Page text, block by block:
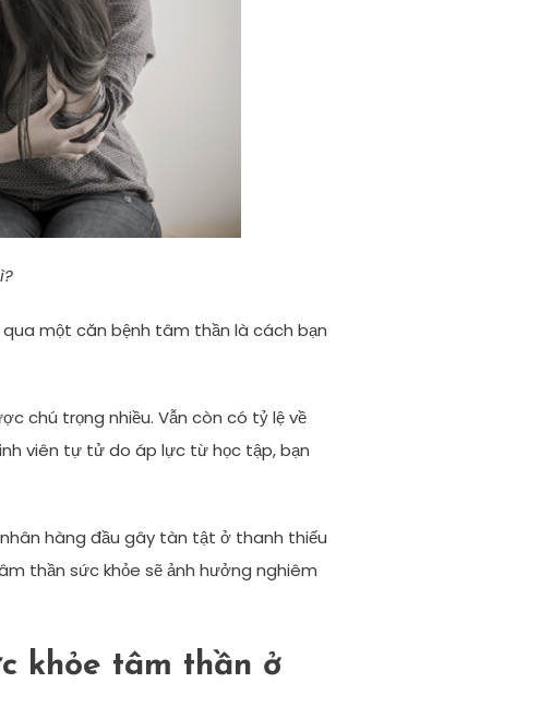
một căn bệnh tâm thần là cách bạn
chú trọng nhiều. Vẫn còn có tỷ lệ về
viên tự tử do áp lực từ học tập, bạn
hàng đầu gây tàn tật ở thanh thiếu
thần sức khỏe sẽ ảnh hưởng nghiêm
khỏe tâm thần ở